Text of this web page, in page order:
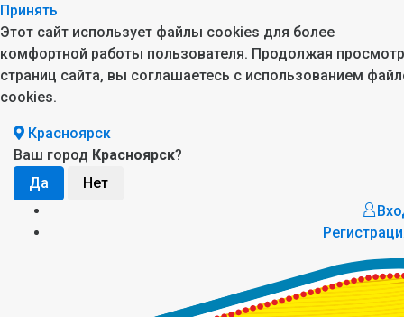
Принять
Этот сайт использует файлы cookies для более
комфортной работы пользователя. Продолжая просмотр
страниц сайта, вы соглашаетесь с использованием
cookies.
Красноярск
Ваш город Красноярск?